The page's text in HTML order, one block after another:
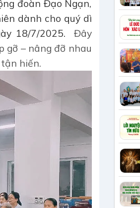
đoàn Đạo Ngạn,
dành cho quý dì
18/7/2025. Đây
gỡ – nâng đỡ nhau
hiến.